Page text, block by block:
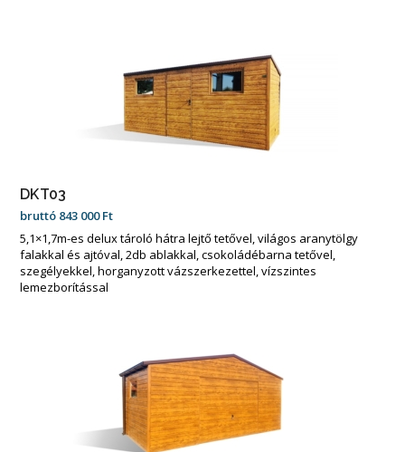
DKT03
bruttó 843 000Ft
5,1×1,7m-es delux tároló hátra lejtő tetővel, világos aranytölgy
falakkal és ajtóval, 2db ablakkal, csokoládébarna tetővel,
szegélyekkel, horganyzott vázszerkezettel, vízszintes
lemezborítással